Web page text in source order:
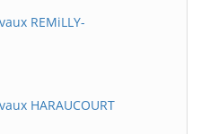
REMiLLY-
HARAUCOURT